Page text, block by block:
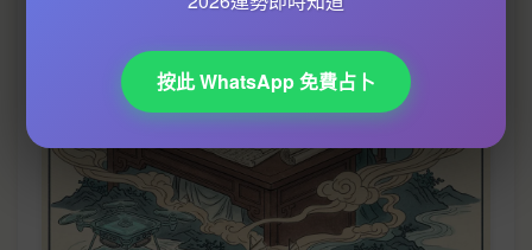
按此 WhatsApp 免費占卜